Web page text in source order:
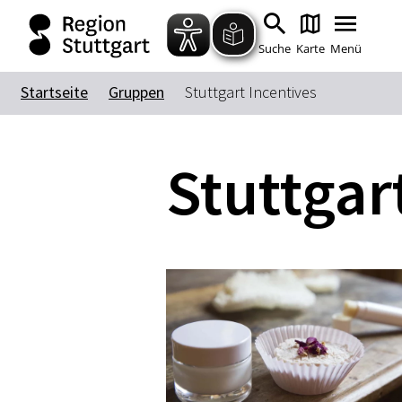
Suche Karte Menü
Startseite Gruppen Stuttgart Incentives